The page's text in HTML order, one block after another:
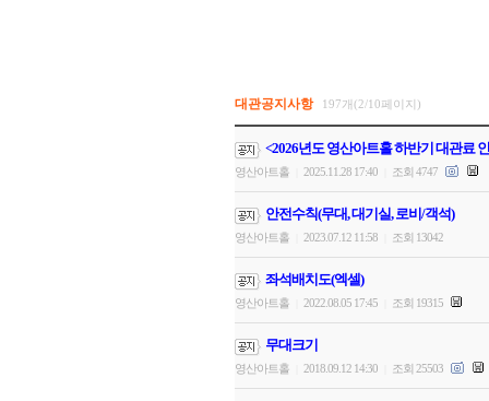
대관공지사항 197개(2/10페이지)
<2026년도 영산아트홀 하반기 대관료
영산아트홀 2025.11.28 17:40 조회 4747
안전수칙(무대, 대기실, 로비/객석)
영산아트홀 2023.07.12 11:58 조회 13042
좌석배치도(엑셀)
영산아트홀 2022.08.05 17:45 조회 19315
무대크기
영산아트홀 2018.09.12 14:30 조회 25503